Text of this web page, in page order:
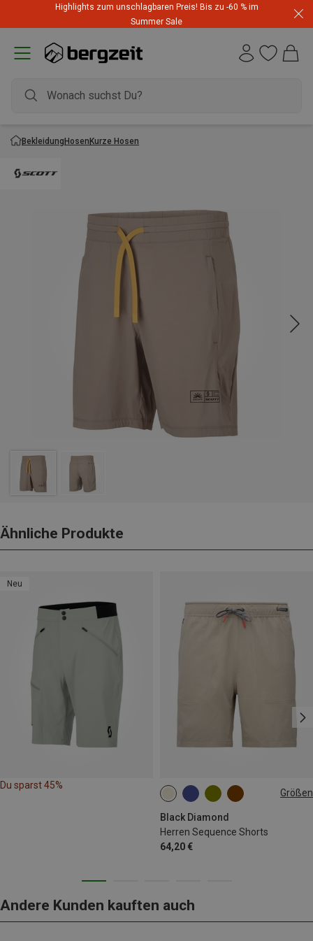
Highlights zum unschlagbaren Preis! Bis zu -60 % im
Summer Sale
BekleidungHosenKurze Hosen
Ähnliche Produkte
Neu
Du sparst 45%
Größen
Black Diamond
Herren Sequence Shorts
64,20 €
M L XL
Andere Kunden kauften auch